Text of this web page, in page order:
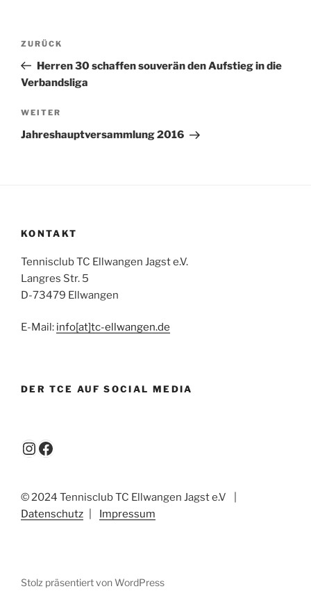
Beitragsnavigation
Vorheriger
Beitrag
ZURÜCK
Herren 30 schaffen souverän den Aufstieg in die
Verbandsliga
Nächster
Beitrag
WEITER
Jahreshauptversammlung 2016
KONTAKT
Tennisclub TC Ellwangen Jagst e.V.
Langres Str. 5
D-73479 Ellwangen
E-Mail: info[at]tc-ellwangen.de
DER TCE AUF SOCIAL MEDIA
Instagram
Facebook
© 2024 Tennisclub TC Ellwangen Jagst e.V
Datenschutz
Impressum
Stolz präsentiert von WordPress